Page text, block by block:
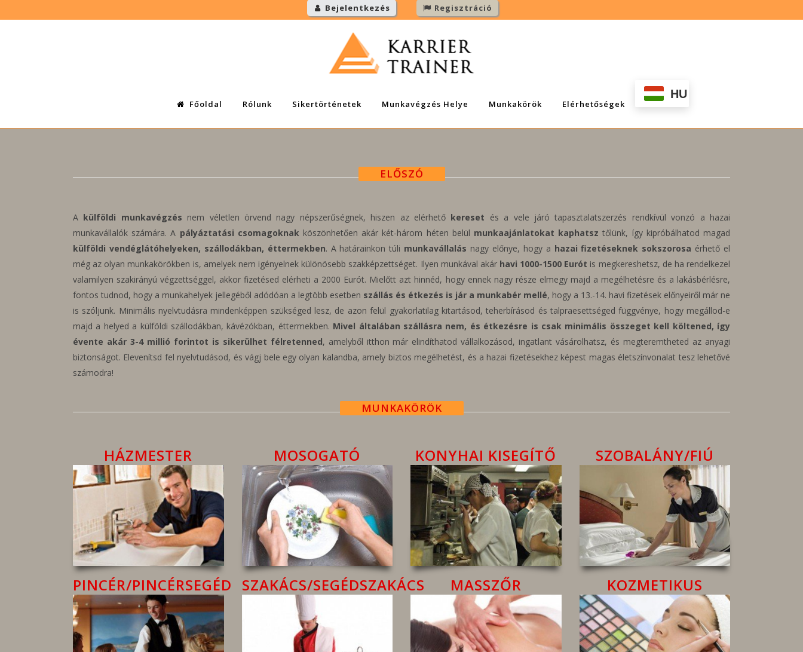
Bejelentkezés Regisztráció
Főoldal Rólunk Sikertörténetek Munkavégzés Helye Munkakörök Elérhetőségek
HU
ELŐSZÓ
A külföldi munkavégzés nem véletlen örvend nagy népszerűségnek, hiszen az elérhető kereset és a vele járó tapasztalatszerzés rendkívül vonzó a hazai
munkavállalók számára. A pályáztatási csomagoknakköszönhetően akár két-három héten belül munkaajánlatokat kaphatsz tőlünk, így kipróbálhatod magad
külföldi vendéglátóhelyeken, szállodákban, éttermekben. A határainkon túli munkavállalás nagy előnye, hogy a hazai fizetéseknek sokszorosa érhető el
még az olyan munkakörökben is, amelyek nem igényelnek különösebb szakképzettséget. Ilyen munkával akár havi 1000-1500 Eurót is megkereshetsz, de ha rendelkezel
valamilyen szakirányú végzettséggel, akkor fizetésed elérheti a 2000 Eurót. Mielőtt azt hinnéd, hogy ennek nagy része elmegy majd a megélhetésre és a lakásbérlésre,
fontos tudnod, hogy a munkahelyek jellegéből adódóan a legtöbb esetben szállás és étkezés is jár a munkabér mellé, hogy a 13.-14. havi fizetések előnyeiről már ne
is szóljunk. Minimális nyelvtudásra mindenképpen szükséged lesz, de azon felül gyakorlatilag kitartásod, teherbírásod és talpraesettséged függvénye, hogy megállod-e
majd a helyed a külföldi szállodákban, kávézókban, éttermekben. Mivel általában szállásra nem, és étkezésre is csak minimális összeget kell költened, így
évente akár 3-4 millió forintot is sikerülhet félretenned, amelyből itthon már elindíthatod vállalkozásod, ingatlant vásárolhatsz, és megteremtheted az anyagi
biztonságot. Elevenítsd fel nyelvtudásod, és vágj bele egy olyan kalandba, amely biztos megélhetést, és a hazai fizetésekhez képest magas életszínvonalat tesz lehetővé
számodra!
MUNKAKÖRÖK
HÁZMESTER MOSOGATÓ KONYHAI KISEGÍTŐ SZOBALÁNY/FIÚ
PINCÉR/PINCÉRSEGÉD SZAKÁCS/SEGÉDSZAKÁCS MASSZŐR KOZMETIKUS